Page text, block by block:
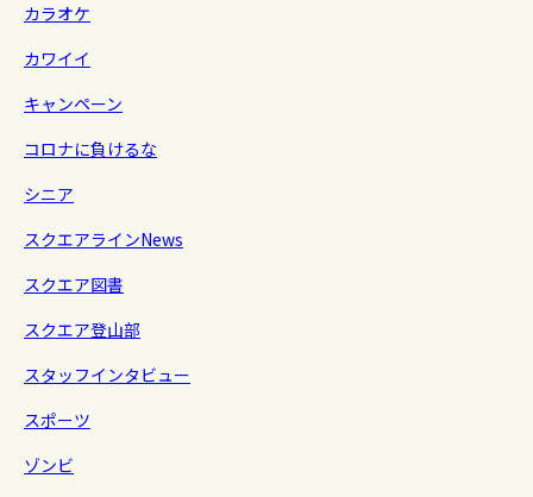
カラオケ
カワイイ
キャンペーン
コロナに負けるな
シニア
スクエアラインNews
スクエア図書
スクエア登山部
スタッフインタビュー
スポーツ
ゾンビ